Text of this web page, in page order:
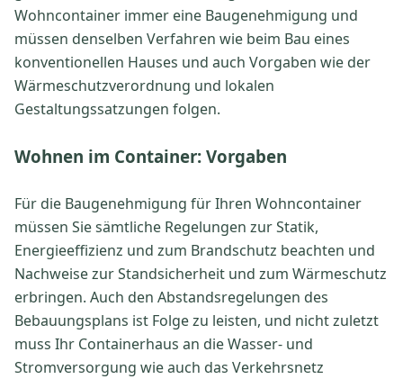
Wohncontainer immer eine Baugenehmigung und
müssen denselben Verfahren wie beim Bau eines
konventionellen Hauses und auch Vorgaben wie der
Wärmeschutzverordnung und lokalen
Gestaltungssatzungen folgen.
Wohnen im Container: Vorgaben
Für die Baugenehmigung für Ihren Wohncontainer
müssen Sie sämtliche Regelungen zur Statik,
Energieeffizienz und zum Brandschutz beachten und
Nachweise zur Standsicherheit und zum Wärmeschutz
erbringen. Auch den Abstandsregelungen des
Bebauungsplans ist Folge zu leisten, und nicht zuletzt
muss Ihr Containerhaus an die Wasser- und
Stromversorgung wie auch das Verkehrsnetz